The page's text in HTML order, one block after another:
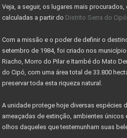
Sinais de recuperação: mercado
Mercado imobiliário volta a crescer
COMO DECLARAR IMÓVEIS NO
MINISTÉRIO DO TURISMO INVESTE
OBRAS DE MELHORIAS DO PARQUE
IMÓVEL COM EXCLUSIVIDADE -
IMÓVEI
Veja, a seguir, os lugares mais
calculadas a partir do Distrito Serra do Cipó
Com a missão e o poder de definir o
setembro de 1984, foi criado nos
Riacho, Morro do Pilar e Itambé do Mato
do Cipó, com uma área total de 33.800
preservar toda esta riqueza natural.
A unidade protege hoje diversas espécies
ameaçadas de extinção, ambientes únicos
olhos daqueles que testemunham suas